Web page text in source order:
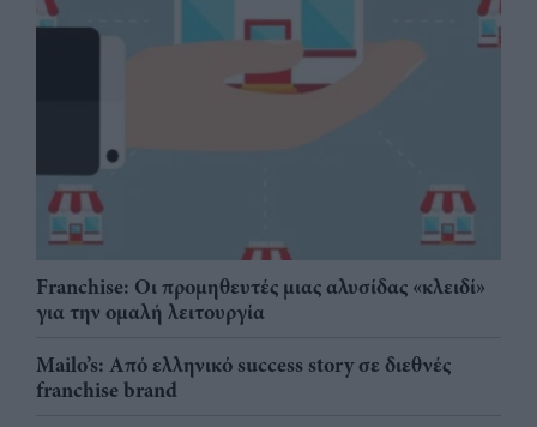
Franchise: Οι προμηθευτές μιας αλυσίδας «κλειδί»
για την ομαλή λειτουργία
Mailo’s: Από ελληνικό success story σε διεθνές
franchise brand